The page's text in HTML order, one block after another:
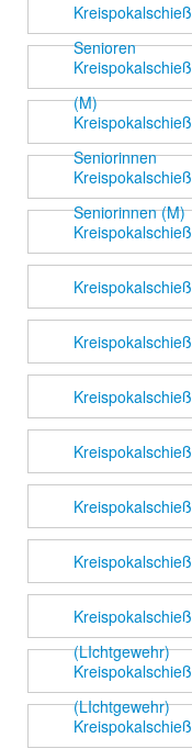
Senioren
(M)
Seniorinnen
Seniorinnen (M)
(LIchtgewehr)
(LIchtgewehr)